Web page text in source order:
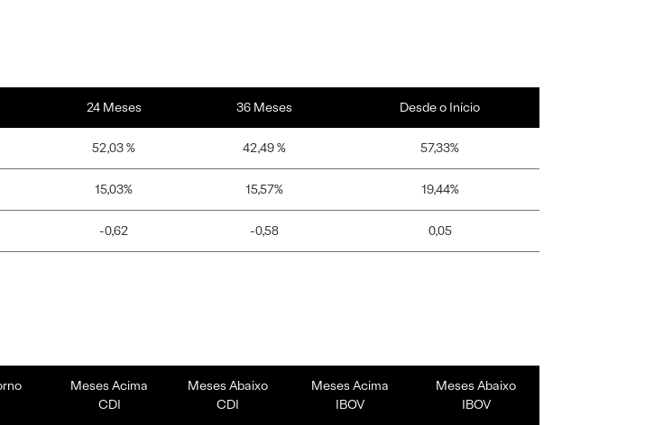
24 Meses 36 Meses Desde o Início
52,03 % 42,49 % 57,33%
15,03% 15,57% 19,44%
-0,62 -0,58 0,05
Meses Acima
CDI
Meses Abaixo
CDI
Meses Acima
IBOV
Meses Abaixo
IBOV